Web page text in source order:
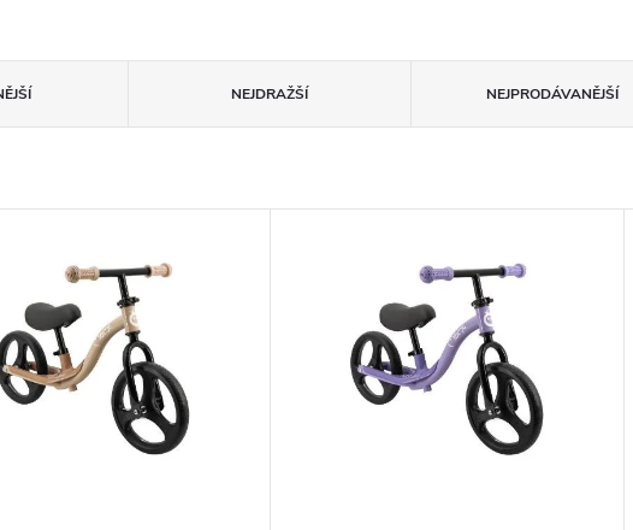
NEJDRAŽŠÍ NEJPRODÁVANĚJŠÍ